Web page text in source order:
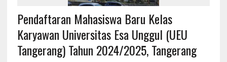
Pendaftaran Mahasiswa Baru Kelas
Karyawan Universitas Esa Unggul (UEU
Tangerang) Tahun 2024/2025, Tangerang